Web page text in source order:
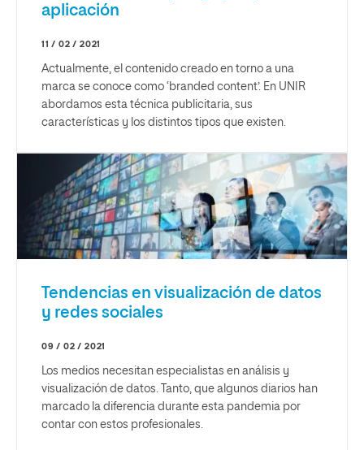
aplicación
11 / 02 / 2021
Actualmente, el contenido creado en torno a una
marca se conoce como ‘branded content’. En UNIR
abordamos esta técnica publicitaria, sus
características y los distintos tipos que existen.
Tendencias en visualización de datos
y redes sociales
09 / 02 / 2021
Los medios necesitan especialistas en análisis y
visualización de datos. Tanto, que algunos diarios han
marcado la diferencia durante esta pandemia por
contar con estos profesionales.